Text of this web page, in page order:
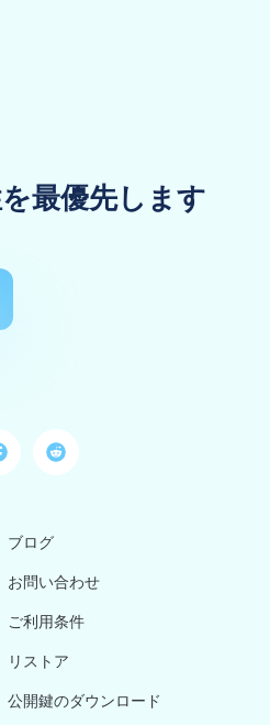
最優先します
ブログ
お問い合わせ
ご利用条件
リストア
公開鍵のダウンロード